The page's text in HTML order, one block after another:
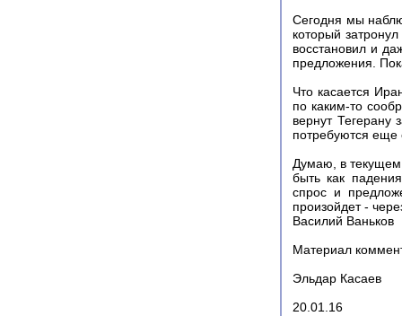
Сегодня мы
который
восстановил и
предложения.
Что касается
по каким-то
вернут
потребуются
Думаю, в текущем
быть как
спрос и
произойдет -
Василий Ваньков
Материал
Эльдар Касаев
20.01.16